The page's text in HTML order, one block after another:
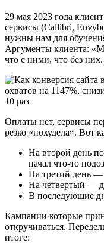
29 мая 2023 года
сервисы (Callibri,
нужны нам для
Аргументы клиента:
что с ними, что без
Оплаты нет, сервисы
резко «похудела». Вот
На второй день
начал что-то
На третий день —
На четвертый —
В последующие
Кампании которые
откручиваться.
итоге: